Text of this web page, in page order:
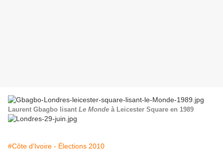
Laurent Gbagbo lisant Le Monde à Leicester Square en 1989
#Côte d'Ivoire - Élections 2010